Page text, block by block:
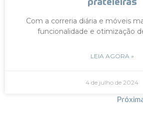
prateleiras
Com a correria diária e móveis
funcionalidade e otimização
LEIA AGORA »
4 de julho de 2024